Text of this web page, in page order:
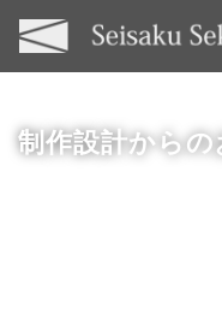
制作設計から